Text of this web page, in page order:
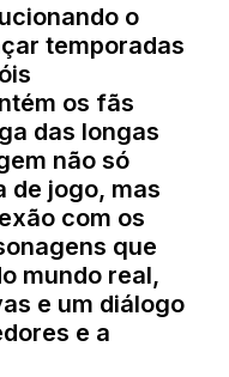
o
temporadas
os fãs
das longas
não só
de jogo, mas
com os
que
mundo real,
e um diálogo
e a